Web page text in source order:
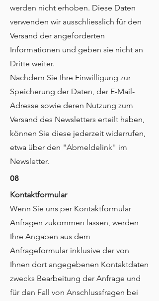
werden nicht erhoben. Diese Daten
verwenden wir ausschliesslich für den
Versand der angeforderten
Informationen und geben sie nicht an
Dritte weiter.
Nachdem Sie Ihre Einwilligung zur
Speicherung der Daten, der E-Mail-
Adresse sowie deren Nutzung zum
Versand des Newsletters erteilt haben,
können Sie diese jederzeit widerrufen,
etwa über den "Abmeldelink" im
Newsletter.
08
Kontaktformular
Wenn Sie uns per Kontaktformular
Anfragen zukommen lassen, werden
Ihre Angaben aus dem
Anfrageformular inklusive der von
Ihnen dort angegebenen Kontaktdaten
zwecks Bearbeitung der Anfrage und
für den Fall von Anschlussfragen bei